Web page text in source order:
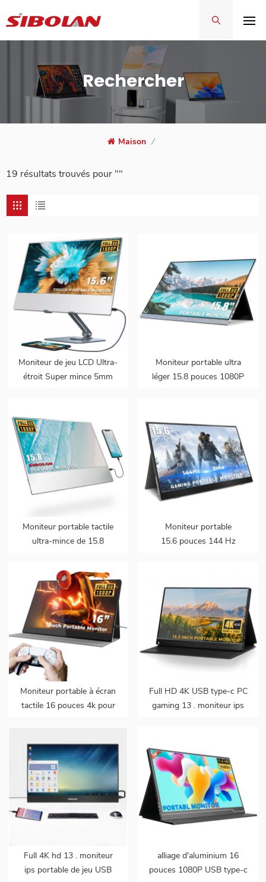
Rechercher
Maison /
19 résultats trouvés pour ""
Moniteur de jeu LCD Ultra-
étroit Super mince 5mm
portable avec haut-parleur
pour ordinateur portable
Moniteur portable ultra
léger 15.8 pouces 1080P
Moniteur portable tactile
ultra-mince de 15.8
étroit de 5 mm
Moniteur portable
15.6 pouces 144 Hz
Moniteur portable à écran
tactile 16 pouces 4k pour
Full HD 4K USB type-c PC
gaming 13 . moniteur ips
téléphone intelligent
Full 4K hd 13 . moniteur
ips portable de jeu USB
alliage d'aluminium 16
pouces 1080P USB type-c